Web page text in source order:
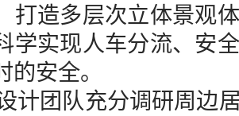
打造多层次立体景观
学实现人车分流、安
的安全。
计团队充分调研周边